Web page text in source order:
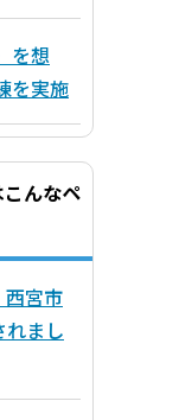
を想
を実施
んなペ
西宮市
れまし